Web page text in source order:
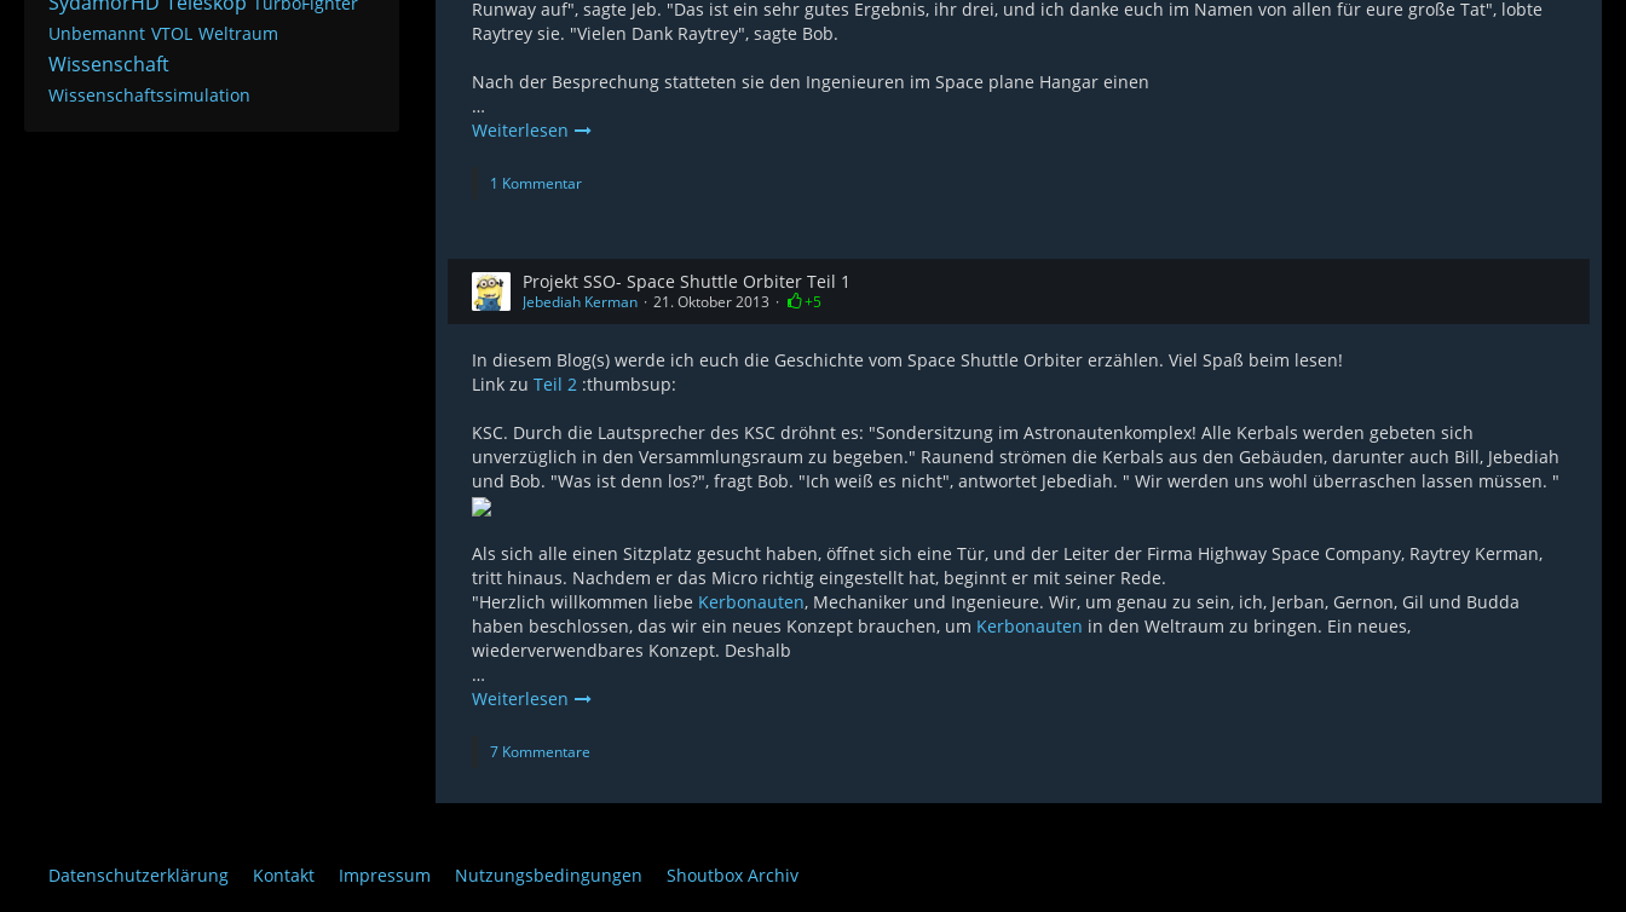
Unbemannt VTOL Weltraum
Wissenschaft
Wissenschaftssimulation
Runway auf", sagte Jeb. "Das ist ein sehr gutes Ergebnis, ihr drei, und ich danke euch im Namen von allen für eure große Tat", lobte
Raytrey sie. "Vielen Dank Raytrey", sagte Bob.
Nach der Besprechung statteten sie den Ingenieuren im Space plane Hangar einen
…
Weiterlesen
1 Kommentar
Projekt SSO- Space Shuttle Orbiter Teil 1
Jebediah Kerman 21. Oktober 2013 +5
In diesem Blog(s) werde ich euch die Geschichte vom Space Shuttle Orbiter erzählen. Viel Spaß beim lesen!
Link zu Teil 2 :thumbsup:
KSC. Durch die Lautsprecher des KSC dröhnt es: "Sondersitzung im Astronautenkomplex! Alle Kerbals werden gebeten sich
unverzüglich in den Versammlungsraum zu begeben." Raunend strömen die Kerbals aus den Gebäuden, darunter auch Bill, Jebediah
und Bob. "Was ist denn los?", fragt Bob. "Ich weiß es nicht", antwortet Jebediah. " Wir werden uns wohl überraschen lassen müssen. "
Als sich alle einen Sitzplatz gesucht haben, öffnet sich eine Tür, und der Leiter der Firma Highway Space Company, Raytrey Kerman,
tritt hinaus. Nachdem er das Micro richtig eingestellt hat, beginnt er mit seiner Rede.
"Herzlich willkommen liebe Kerbonauten, Mechaniker und Ingenieure. Wir, um genau zu sein, ich, Jerban, Gernon, Gil und Budda
haben beschlossen, das wir ein neues Konzept brauchen, um Kerbonauten in den Weltraum zu bringen. Ein neues,
wiederverwendbares Konzept. Deshalb
…
Weiterlesen
7 Kommentare
Datenschutzerklärung Kontakt Impressum Nutzungsbedingungen Shoutbox Archiv